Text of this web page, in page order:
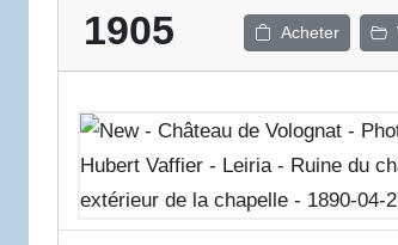
1905 Acheter